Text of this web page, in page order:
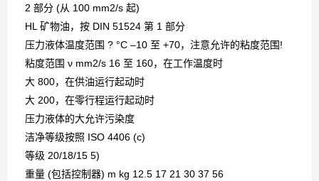
2 部分 (从 100 mm2/s 起)
HL 矿物油，按 DIN 51524 第 1 部分
压力液体温度范围 ? °C –10 至 +70，注意允许的粘度范围!
粘度范围 ν mm2/s 16 至 160，在工作温度时
大 800，在供油运行起动时
大 200，在零行程运行起动时
压力液体的大允许污染度
洁净等级按照 ISO 4406 (c)
等级 20/18/15 5)
重量 (包括控制器) m kg 12.5 17 21 30 37 56